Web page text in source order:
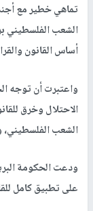
تماهي خطير مع
الشعب الفلسطيني
أساس القانون
واعتبرت أن توجه
الاحتلال وخرق
الشعب الفلسطيني،
ودعت الحكومة
على تطبيق كامل